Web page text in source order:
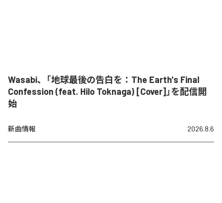
Wasabi、「地球最後の告白を：The Earth's Final
Confession (feat. Hilo Toknaga) [Cover]」を配信開
始
新曲情報 2026.8.6